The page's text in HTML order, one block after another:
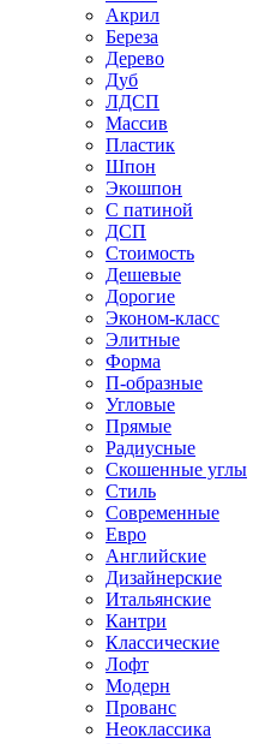
Акрил
Береза
Дерево
Дуб
ЛДСП
Массив
Пластик
Шпон
Экошпон
С патиной
ДСП
Стоимость
Дешевые
Дорогие
Эконом-класс
Элитные
Форма
П-образные
Угловые
Прямые
Радиусные
Скошенные углы
Стиль
Современные
Евро
Английские
Дизайнерские
Итальянские
Кантри
Классические
Лофт
Модерн
Прованс
Неоклассика